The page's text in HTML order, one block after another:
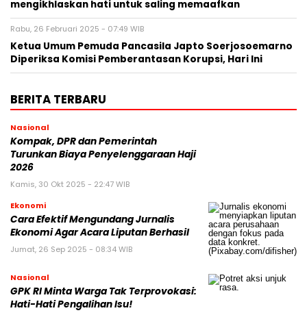
mengikhlaskan hati untuk saling memaafkan
Rabu, 26 Februari 2025 - 07:49 WIB
Ketua Umum Pemuda Pancasila Japto Soerjosoemarno
Diperiksa Komisi Pemberantasan Korupsi, Hari Ini
BERITA TERBARU
Nasional
Kompak, DPR dan Pemerintah
Turunkan Biaya Penyelenggaraan Haji
2026
Kamis, 30 Okt 2025 - 22:47 WIB
Ekonomi
Cara Efektif Mengundang Jurnalis
Ekonomi Agar Acara Liputan Berhasil
Jumat, 26 Sep 2025 - 08:34 WIB
Nasional
GPK RI Minta Warga Tak Terprovokasi:
Hati-Hati Pengalihan Isu!